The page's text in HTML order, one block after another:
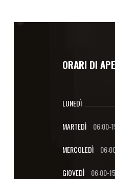
ORARI DI
LUNEDÌ
MARTEDÌ 06:00-
MERCOLEDÌ
GIOVEDÌ 06:00-